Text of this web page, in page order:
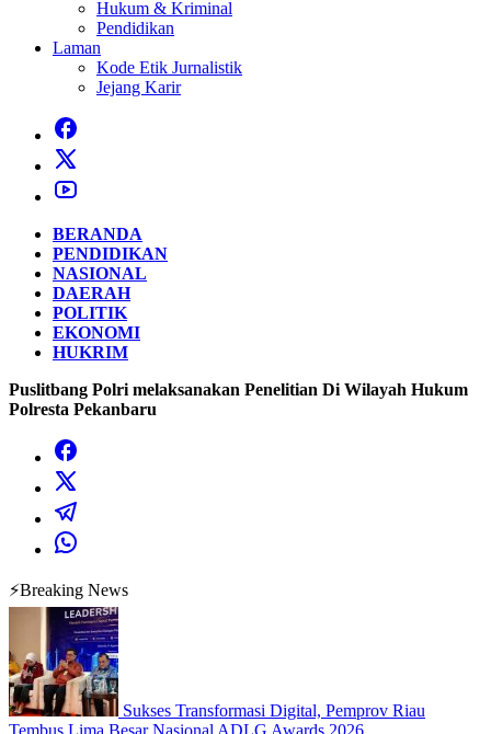
Hukum & Kriminal
Pendidikan
Laman
Kode Etik Jurnalistik
Jejang Karir
BERANDA
PENDIDIKAN
NASIONAL
DAERAH
POLITIK
EKONOMI
HUKRIM
Puslitbang Polri melaksanakan Penelitian Di Wilayah Hukum
Polresta Pekanbaru
⚡Breaking News
Sukses Transformasi Digital, Pemprov Riau
Tembus Lima Besar Nasional ADLG Awards 2026